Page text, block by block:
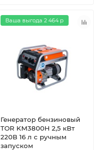
Ваша выгода 2 464 р
Генератор бензиновый
TOR KM3800H 2,5 кВт
220В 16 л с ручным
запуском